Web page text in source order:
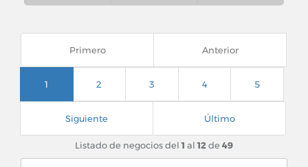
Primero Anterior
1 2 3 4 5
Siguiente Último
Listado de negocios del1 al12de 49